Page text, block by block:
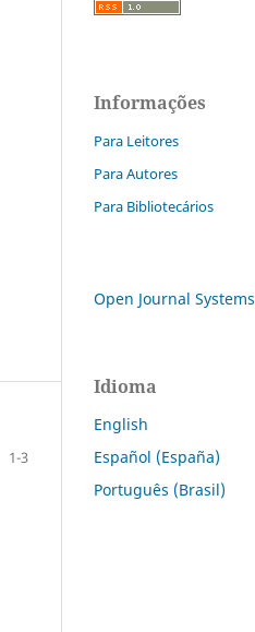
1-3
Informações
Para Leitores
Para Autores
Para Bibliotecários
Open Journal Systems
Idioma
English
Español (España)
Português (Brasil)